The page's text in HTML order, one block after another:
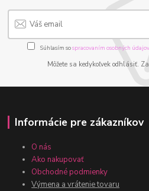
Súhlasím sospracovaním osobných údajov
Môžete sa kedykoľvek odhlásiť.
Informácie pre zákazníkov
O nás
Ako nakupovať
Obchodné podmienky
Výmena a vrátenie tovaru